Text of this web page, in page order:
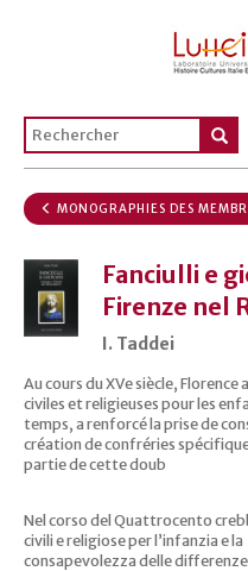
MONOGRAPHIES DES
Fanciulli e
Firenze nel
I. Taddei
Au cours du XVe siècle,
civiles et religieuses pour les
temps, a renforcé la prise de
création de confréries
partie de cette doub
Nel corso del Quattrocento
civili e religiose per l’infanzia e
consapevolezza delle